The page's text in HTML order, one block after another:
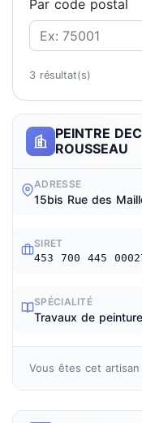
PEINTRE
ROUSSEAU
ADRESSE
15bis Rue des
SIRET
453 700 445
SPÉCIALITÉ
Travaux de
Vous êtes cet artisan
Par code postal
3 résultat(s)